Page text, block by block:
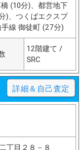
(10分)、都営地下
)、つくばエクスプ
線 御徒町 (27分)
12階建て /
SRC
詳細＆自己査定
丁目２８－８